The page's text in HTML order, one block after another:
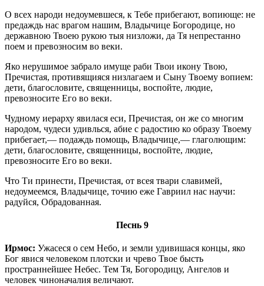
О всех народи недоумевшеся, к Тебе прибегают, вопиюще: не
предаждь нас врагом нашим, Владычице Богородице, но
державною Твоею рукою тыя низложи, да Тя непрестанно
поем и превозносим во веки.
Яко нерушимое забрало имуще раби Твои икону Твою,
Пречистая, противящияся низлагаем и Сыну Твоему вопием:
дети, благословите, священницы, воспойте, людие,
превозносите Его во веки.
Чудному иерарху явилася еси, Пречистая, он же со многим
народом, чудеси удивлься, абие с радостию ко образу Твоему
прибегает,— подаждь помощь, Владычице,— глаголющим:
дети, благословите, священницы, воспойте, людие,
превозносите Его во веки.
Что Ти принести, Пречистая, от всея твари славимей,
недоумеемся, Владычице, точию еже Гавриил нас научи:
радуйся, Обрадованная.
Песнь 9
Ирмос: Ужасеся о сем Небо, и земли удивишася концы, яко
Бог явися человеком плотски и чрево Твое бысть
пространнейшее Небес. Тем Тя, Богородицу, Ангелов и
человек чиноначалия величают.